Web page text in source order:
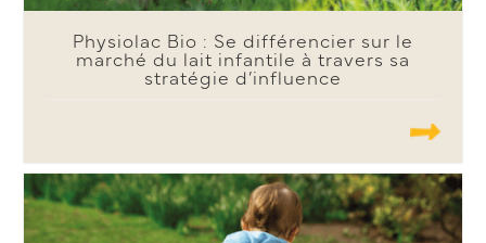
Physiolac Bio : Se différencier sur le
marché du lait infantile à travers sa
stratégie d’influence
.......